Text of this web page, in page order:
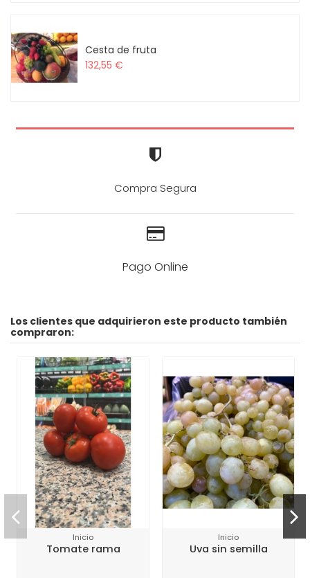
Cesta de fruta
132,55 €
Compra Segura
Pago Online
Los clientes que adquirieron este producto también
compraron:
Inicio
Tomate rama
Inicio
Uva sin semilla